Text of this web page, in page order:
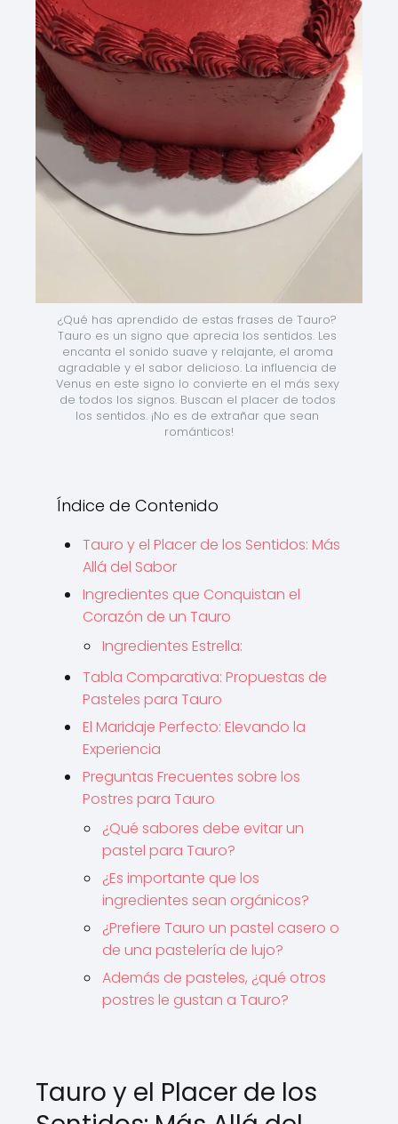
¿Qué has aprendido de estas frases de Tauro?
Tauro es un signo que aprecia los sentidos. Les
encanta el sonido suave y relajante, el aroma
agradable y el sabor delicioso. La influencia de
Venus en este signo lo convierte en el más sexy
de todos los signos. Buscan el placer de todos
los sentidos. ¡No es de extrañar que sean
románticos!
Índice de Contenido
Tauro y el Placer de los Sentidos: Más
Allá del Sabor
Ingredientes que Conquistan el
Corazón de un Tauro
Ingredientes Estrella:
Tabla Comparativa: Propuestas de
Pasteles para Tauro
El Maridaje Perfecto: Elevando la
Experiencia
Preguntas Frecuentes sobre los
Postres para Tauro
¿Qué sabores debe evitar un
pastel para Tauro?
¿Es importante que los
ingredientes sean orgánicos?
¿Prefiere Tauro un pastel casero o
de una pastelería de lujo?
Además de pasteles, ¿qué otros
postres le gustan a Tauro?
Tauro y el Placer de los